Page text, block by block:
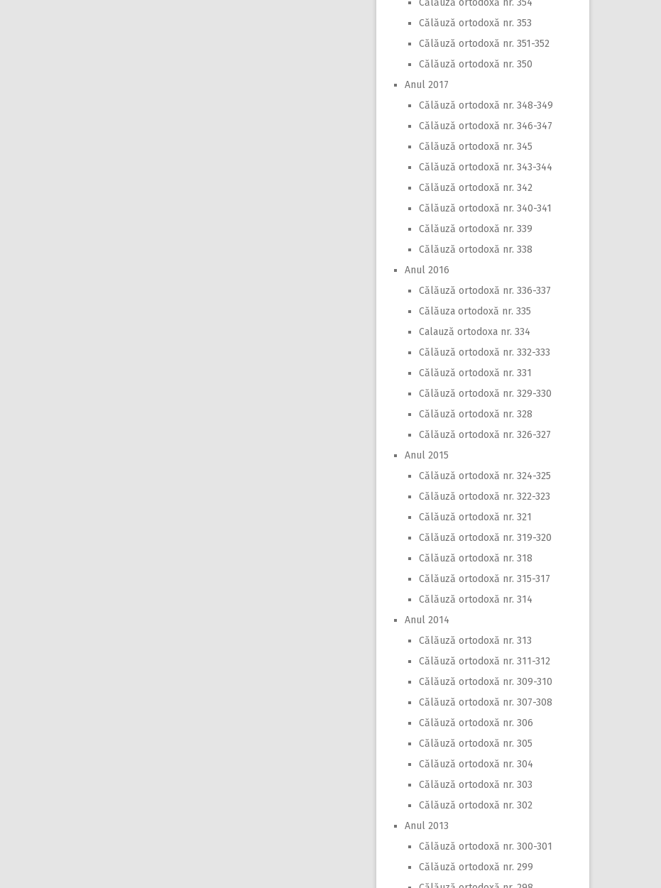
Călăuză ortodoxă nr. 354
Călăuză ortodoxă nr. 353
Călăuză ortodoxă nr. 351-352
Călăuză ortodoxă nr. 350
Anul 2017
Călăuză ortodoxă nr. 348-349
Călăuză ortodoxă nr. 346-347
Călăuză ortodoxă nr. 345
Călăuză ortodoxă nr. 343-344
Călăuză ortodoxă nr. 342
Călăuză ortodoxă nr. 340-341
Călăuză ortodoxă nr. 339
Călăuză ortodoxă nr. 338
Anul 2016
Călăuză ortodoxă nr. 336-337
Călăuza ortodoxă nr. 335
Calauză ortodoxa nr. 334
Călăuză ortodoxă nr. 332-333
Călăuză ortodoxă nr. 331
Călăuză ortodoxă nr. 329-330
Călăuză ortodoxă nr. 328
Călăuză ortodoxă nr. 326-327
Anul 2015
Călăuză ortodoxă nr. 324-325
Călăuză ortodoxă nr. 322-323
Călăuză ortodoxă nr. 321
Călăuză ortodoxă nr. 319-320
Călăuză ortodoxă nr. 318
Călăuză ortodoxă nr. 315-317
Călăuză ortodoxă nr. 314
Anul 2014
Călăuză ortodoxă nr. 313
Călăuză ortodoxă nr. 311-312
Călăuză ortodoxă nr. 309-310
Călăuză ortodoxă nr. 307-308
Călăuză ortodoxă nr. 306
Călăuză ortodoxă nr. 305
Călăuză ortodoxă nr. 304
Călăuză ortodoxă nr. 303
Călăuză ortodoxă nr. 302
Anul 2013
Călăuză ortodoxă nr. 300-301
Călăuză ortodoxă nr. 299